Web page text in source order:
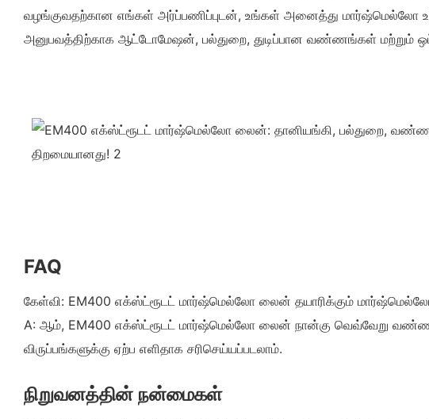
வழங்குவதற்கான எங்கள் அர்ப்பணிப்புடன், உங்கள் அனைத்து மார்ஷ்மெல்லோ
அனுபவத்திற்காக ஆட்டோமேஷன், பல்துறை, துடிப்பான வண்ணங்கள் மற்றும்
FAQ
கேள்வி: EM400 எக்ஸ்ட்ரூடட் மார்ஷ்மெல்லோ லைன் தயாரிக்கும்
A: ஆம், EM400 எக்ஸ்ட்ரூடட் மார்ஷ்மெல்லோ லைன் நான்கு வெவ்வேறு
விருப்பங்களுக்கு ஏற்ப எளிதாக சரிசெய்யப்படலாம்.
நிறுவனத்தின் நன்மைகள்